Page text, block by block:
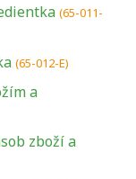
(65-011-
(65-012-E)
a
zboží a